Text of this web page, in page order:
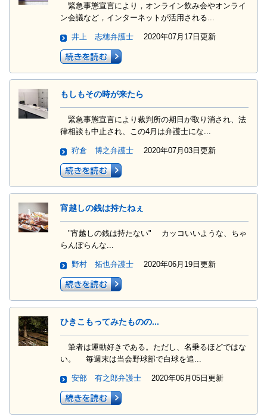
緊急事態宣言により，オンライン飲み会やオンライ
ン会議など，インターネットが活用される...
井上 志穂弁護士 2020年07月17日更新
もしもその時が来たら
緊急事態宣言により裁判所の期日が取り消され、法
律相談も中止され、この4月は弁護士にな...
狩倉 博之弁護士 2020年07月03日更新
宵越しの銭は持たねぇ
"宵越しの銭は持たない" カッコいいような、ちゃ
らんぽらんな...
野村 拓也弁護士 2020年06月19日更新
ひきこもってみたものの...
筆者は運動好きである。ただし、名乗るほどではな
い。 毎週末は当会野球部で白球を追...
安部 有之郎弁護士 2020年06月05日更新